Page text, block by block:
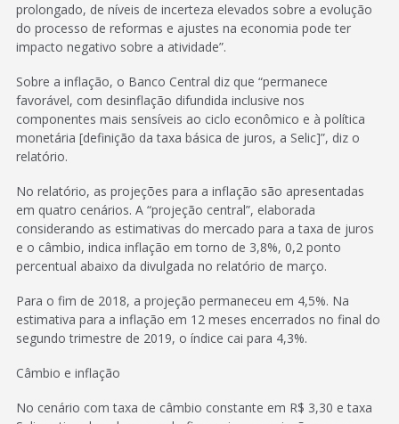
prolongado, de níveis de incerteza elevados sobre a evolução
do processo de reformas e ajustes na economia pode ter
impacto negativo sobre a atividade”.
Sobre a inflação, o Banco Central diz que “permanece
favorável, com desinflação difundida inclusive nos
componentes mais sensíveis ao ciclo econômico e à política
monetária [definição da taxa básica de juros, a Selic]”, diz o
relatório.
No relatório, as projeções para a inflação são apresentadas
em quatro cenários. A “projeção central”, elaborada
considerando as estimativas do mercado para a taxa de juros
e o câmbio, indica inflação em torno de 3,8%, 0,2 ponto
percentual abaixo da divulgada no relatório de março.
Para o fim de 2018, a projeção permaneceu em 4,5%. Na
estimativa para a inflação em 12 meses encerrados no final do
segundo trimestre de 2019, o índice cai para 4,3%.
Câmbio e inflação
No cenário com taxa de câmbio constante em R$ 3,30 e taxa